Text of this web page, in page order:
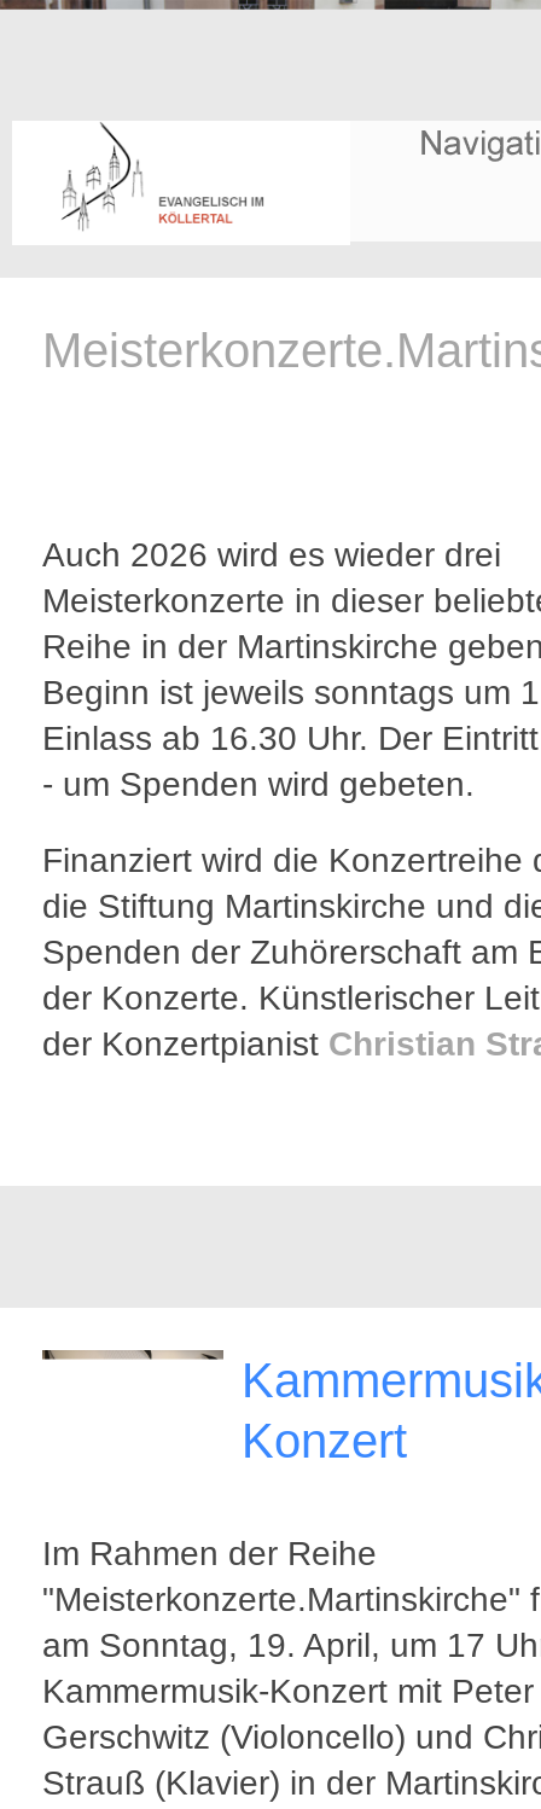
Auch 2026 wird es wieder drei
Meisterkonzerte in dieser
Reihe in der Martinskirche
Beginn ist jeweils sonntags um
Einlass ab 16.30 Uhr. Der
- um Spenden wird gebeten.
Finanziert wird die Konzertreihe
die Stiftung Martinskirche und
Spenden der Zuhörerschaft am
der Konzerte. Künstlerischer
der Konzertpianist Christian
Konzert
Im Rahmen der Reihe
"Meisterkonzerte.Martinskirche"
am Sonntag, 19. April, um 17
Kammermusik-Konzert mit Peter
Gerschwitz (Violoncello) und
Strauß (Klavier) in der